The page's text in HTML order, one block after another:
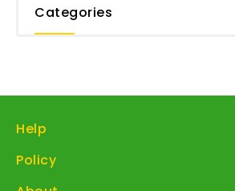
Categories
Help
Policy